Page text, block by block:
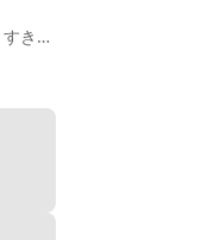
すき焼き